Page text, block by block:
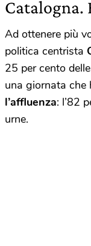
Catalogna.
Ad ottenere più
politica centrista
25 per cento
una giornata che
l’affluenza: l’82
urne.